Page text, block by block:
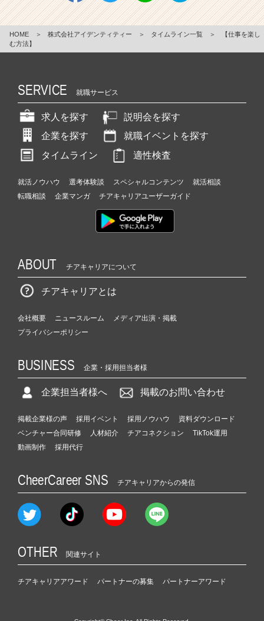
HOME ＞ 株式会社アイデンティティー ＞ タイムライン一覧 ＞
【仕事を楽し
む方法】
SERVICE 就職サービス
求人を探す
説明会を探す
企業を探す
就職イベントを探す
タイムライン
適性検査
就活ノウハウ 選考体験談 スペシャルコンテンツ
就活相談
転職相談
企業マンガ チアキャリアユーザーガイド
ABOUT チアキャリアについて
チアキャリアとは
会社概要 ニュースルーム
メディア出演・掲載
プライバシーポリシー
BUSINESS 企業・採用担当者様
企業担当者様へ 掲載のお問い合わせ
掲載企業様の声 採用イベント 採用ノウハウ
資料ダウンロード
ベンチャー合同研修
人材紹介 チアコネクション
TikTok運用
動画制作
採用代行
CheerCareer SNS チアキャリアからの発信
OTHER 関連サイト
チアキャリアアワード パートナーの募集 パートナーアワード